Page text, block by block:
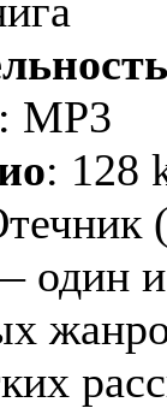
: MP3
: 128
один